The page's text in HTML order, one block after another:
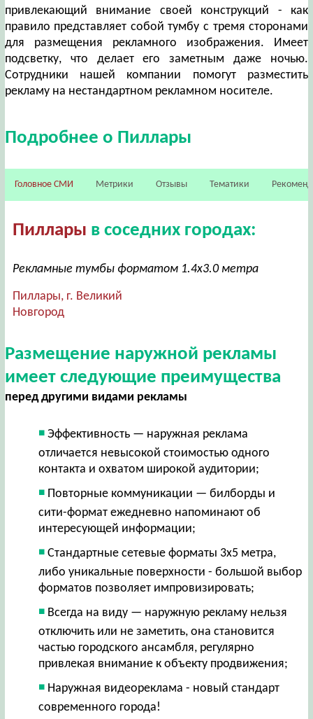
привлекающий внимание своей конструкций - как
правило представляет собой тумбу с тремя сторонами
для размещения рекламного изображения. Имеет
подсветку, что делает его заметным даже ночью.
Сотрудники нашей компании помогут разместить
рекламу на нестандартном рекламном носителе.
Подробнее о Пиллары
Головное СМИ Метрики Отзывы Тематики
Пиллары в соседних городах:
Рекламные тумбы форматом 1.4х3.0 метра
Пиллары, г. Великий
Новгород
Размещение наружной рекламы
имеет следующие преимущества
перед другими видами рекламы
Эффективность — наружная реклама
отличается невысокой стоимостью одного
контакта и охватом широкой аудитории;
Повторные коммуникации — билборды и
сити-формат ежедневно напоминают об
интересующей информации;
Стандартные сетевые форматы 3х5 метра,
либо уникальные поверхности - большой выбор
форматов позволяет импровизировать;
Всегда на виду — наружную рекламу нельзя
отключить или не заметить, она становится
частью городского ансамбля, регулярно
привлекая внимание к объекту продвижения;
Наружная видеореклама - новый стандарт
современного города!